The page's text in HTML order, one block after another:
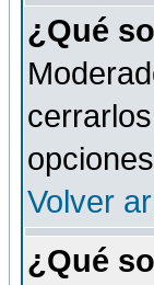
¿Qué
Volver
¿Qué